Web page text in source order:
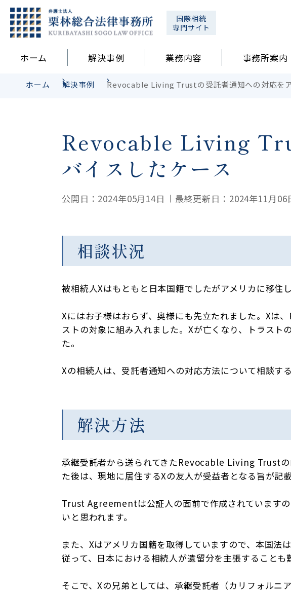
国際相続
専門サイト
ホーム 解決事例 業務内容 事務所案内
ホーム 解決事例 Revocable Living Trustの受託者通知への対応を
Revocable Living
バイスしたケース
公開日：2024年05月14日 最終更新日：2024年11月06
相談状況
被相続人Xはもともと日本国籍でしたがアメリカに移住
Xにはお子様はおらず、奥様にも先立たれました。X
ストの対象に組み入れました。Xが亡くなり、トラスト
た。
Xの相続人は、受託者通知への対応方法について相談す
解決方法
承継受託者から送られてきたRevocable Living Trustの
た後は、現地に居住するXの友人が受益者となる旨が記
Trust Agreementは公証人の面前で作成されています
いと思われます。
また、Xはアメリカ国籍を取得していますので、本国法
従って、日本における相続人が遺留分を主張することも
そこで、Xの兄弟としては、承継受託者（カリフォルニ